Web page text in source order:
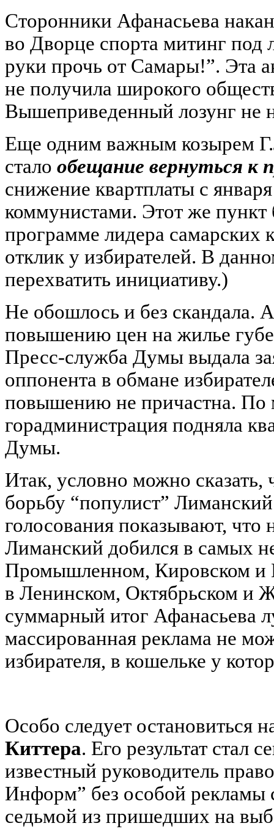
Сторонники Афанасьева
во Дворце спорта митинг
руки прочь от Самары!”. Эта
не получила широкого
Вышеприведенный лозунг не
Еще одним важным козырем
стало обещание вернуться к
снижение квартплаты с
коммунистами. Этот же
программе лидера
отклик у избирателей. В
перехватить инициативу.)
Не обошлось и без скандала.
повышению цен на жилье
Пресс-служба Думы выдала
оппонента в обмане
повышению не причастна. По
горадминистрация подняла
Думы.
Итак, условно можно
борьбу “популист”
голосования показывают,
Лиманский добился в самых
Промышленном, Кировском и
в Ленинском, Октябрьском и
суммарный итог Афанасьева
массированная реклама не
избирателя, в кошельке у
Особо следует остановиться
Киттера. Его результат стал
известный руководитель
Информ” без особой рекламы
седьмой из пришедших на